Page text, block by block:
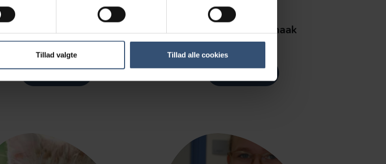
Tillad valgte Tillad alle cookies
Anne Sophie Q. Dahm
Dyrlæge
LÆS MERE
Mai-Lis Falk Vermaak
Dyrlæge